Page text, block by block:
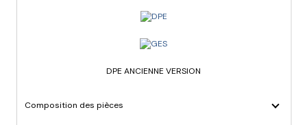
DPE ANCIENNE VERSION
Composition des pièces